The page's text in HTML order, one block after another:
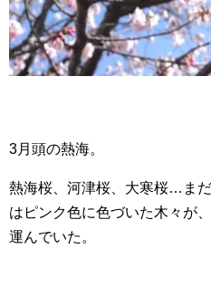
3月頭の熱海。
熱海桜、河津桜、大寒桜…ま
はピンク色に色づいた木々が
運んでいた。